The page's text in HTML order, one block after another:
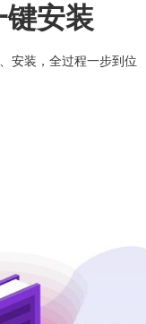
安装
安装，全过程一步到位